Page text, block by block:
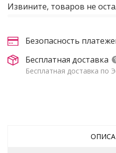
Извините, товаров не
Безопасность
Бесплатная доставка
Бесплатная доставка по